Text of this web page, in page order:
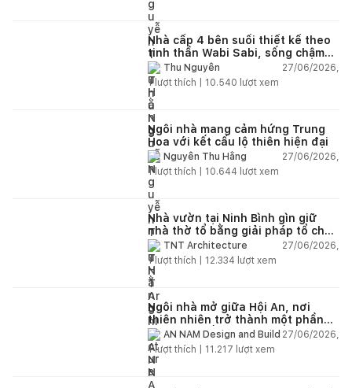
Nhà cấp 4 bên suối thiết kế theo
tinh thần Wabi Sabi, sống chậm
giữa thiên nhiên
Thu Nguyễn
27/06/2026,
1lượt thích | 10.540 lượt xem
Ngôi nhà mang cảm hứng Trung
Hoa với kết cấu lộ thiên hiện đại
Nguyễn Thu Hằng
27/06/2026,
1lượt thích | 10.644 lượt xem
Nhà vườn tại Ninh Bình gìn giữ
nhà thờ tổ bằng giải pháp tổ chức
lại không gian
TNT Architecture
27/06/2026,
1lượt thích | 12.334 lượt xem
Ngôi nhà mở giữa Hội An, nơi
thiên nhiên trở thành một phần
của cuộc sống
AN NAM Design and Build 27/06/2026,
1lượt thích | 11.217 lượt xem